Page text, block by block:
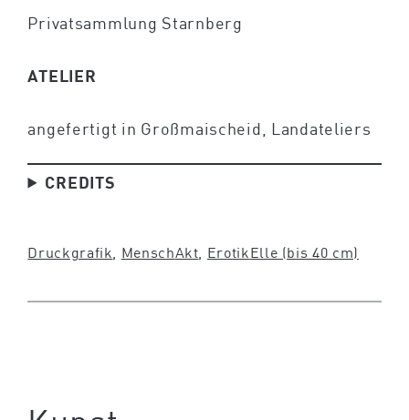
Privatsammlung Starnberg
ATELIER
angefertigt in Großmaischeid, Landateliers
CREDITS
Druckgrafik MenschAkt ErotikElle (bis 40 cm)